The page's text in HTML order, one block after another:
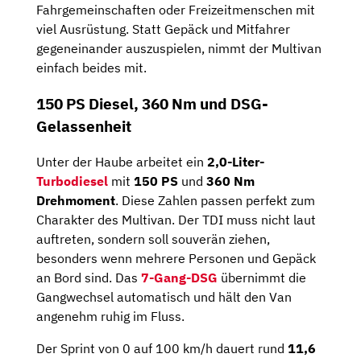
Fahrgemeinschaften oder Freizeitmenschen mit
viel Ausrüstung. Statt Gepäck und Mitfahrer
gegeneinander auszuspielen, nimmt der Multivan
einfach beides mit.
150 PS Diesel, 360 Nm und DSG-
Gelassenheit
Unter der Haube arbeitet ein 2,0-Liter-
Turbodiesel mit 150 PS und 360 Nm
Drehmoment. Diese Zahlen passen perfekt zum
Charakter des Multivan. Der TDI muss nicht laut
auftreten, sondern soll souverän ziehen,
besonders wenn mehrere Personen und Gepäck
an Bord sind. Das 7-Gang-DSG übernimmt die
Gangwechsel automatisch und hält den Van
angenehm ruhig im Fluss.
Der Sprint von 0 auf 100 km/h dauert rund 11,6